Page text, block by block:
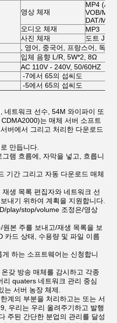
영상 체재
MP4
VOB/
DAT/
오디오 체재
MP3
사진 체재
도트 JPG
, 영어, 중국어, 프랑스어, 독
입체 음향 L/R, 5W*2, 8Ω
AC 110V - 240V, 50/60HZ
-7에서 65의 섭씨도
-5에서 65의 섭씨도
네트워크 선수, 54M 와이파이 또
는 매체 서버 소프트
버에서 그리고 처리한 다운로드
만듭니다.
램 흐름에, 자막을 넣고, 흐릅니
기간 그리고 자동 다운로드 매체
생 목록 편집자와 네트워크 선
내기 위하여 계획을 지원합니다.
play/stop/volume 조정은/영상
본 주를 보내고/재생 목록을 보
카드 상태, 수용량 및 파일 이름
하는 소프트웨어는 신청합니
갖 방송 매체를 감시하고 각종
리 quaters 네트워크 관리 중심
는 서버 농장 체제.
계의 부분을 처리하고는 또는 서
우리는 우리 올려주기하고 발행
주된 간단한 분업의 관리를 달성